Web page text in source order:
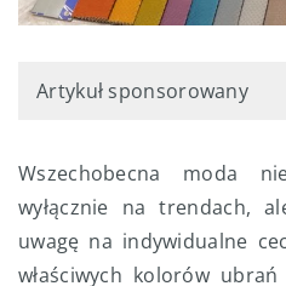
Artykuł sponsorowany
Wszechobecna moda
wyłącznie na trendach,
uwagę na indywidualne
właściwych kolorów